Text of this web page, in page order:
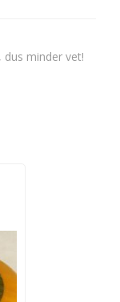
dus minder vet!